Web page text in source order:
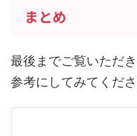
まとめ
最後までご覧いただ
参考にしてみてくださ